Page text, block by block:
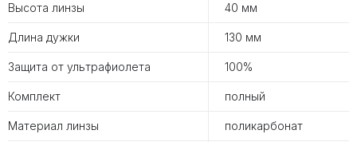
Высота линзы 40 мм
Длина дужки 130 мм
Защита от ультрафиолета 100%
Комплект полный
Материал линзы поликарбонат